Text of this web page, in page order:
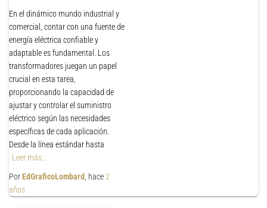
En el dinámico mundo industrial y
comercial, contar con una fuente de
energía eléctrica confiable y
adaptable es fundamental. Los
transformadores juegan un papel
crucial en esta tarea,
proporcionando la capacidad de
ajustar y controlar el suministro
eléctrico según las necesidades
específicas de cada aplicación.
Desde la línea estándar hasta
Leer más…
PorEdGraficoLombard , hace2
años